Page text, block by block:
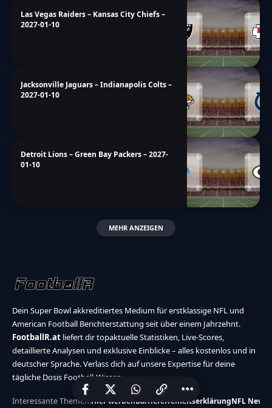
Las Vegas Raiders – Kansas City Chiefs –
2027-01-10
Jacksonville Jaguars – Indianapolis Colts –
2027-01-10
Detroit Lions – Green Bay Packers – 2027-
01-10
MEHR ANZEIGEN
Dein Super Bowl akkreditiertes Medium für erstklassige NFL und
American Football Berichterstattung seit über einem Jahrzehnt.
FootballR.at liefert dir topaktuelle Statistiken, Live-Scores,
detaillierte Analysen und exklusive Einblicke – alles kostenlos und in
deutscher Sprache. Verlass dich auf unsere Expertise für deine
tägliche Dosis Football-Wissen.
Interessante Themen:Hier werbenBarrierefreiheitserklärungNFL News